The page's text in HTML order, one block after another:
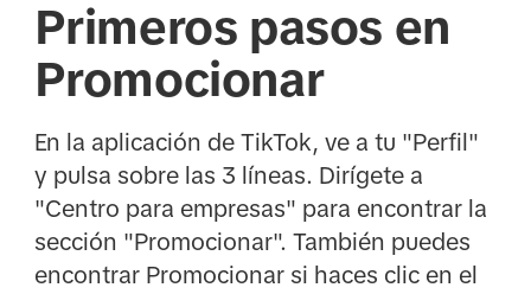
Primeros pasos en
Promocionar
En la aplicación de TikTok, ve a tu "Perfil"
y pulsa sobre las 3 líneas. Dirígete a
"Centro para empresas" para encontrar la
sección "Promocionar". También puedes
encontrar Promocionar si haces clic en el